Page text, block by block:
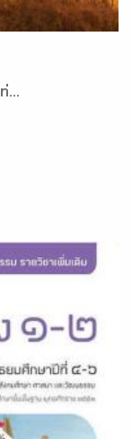
...